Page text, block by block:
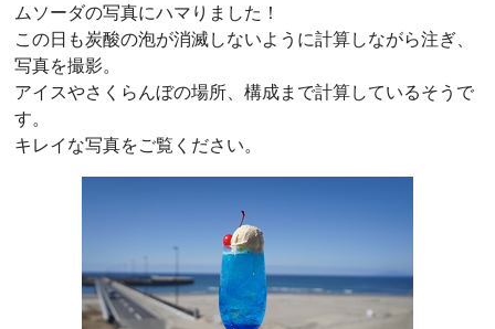
ムソーダの写真にハマりました！
この日も炭酸の泡が消滅しないように計算しながら注ぎ、
写真を撮影。
アイスやさくらんぼの場所、構成まで計算しているそうで
す。
キレイな写真をご覧ください。